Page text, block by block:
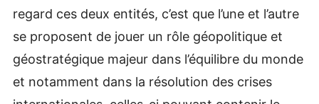
regard ces deux entités, c’est que l’une et l’autre
se proposent de jouer un rôle géopolitique et
géostratégique majeur dans l’équilibre du monde
et notamment dans la résolution des crises